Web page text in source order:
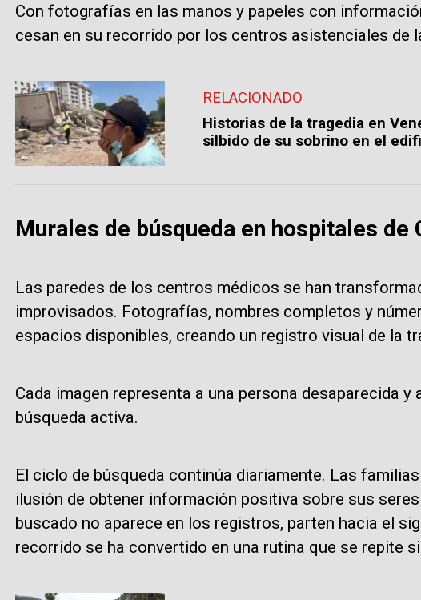
Con fotografías en las manos y papeles con
cesan en su recorrido por los centros asistenciales de
RELACIONADO
Historias de la tragedia en
silbido de su sobrino en el
Murales de búsqueda en hospitales de
Las paredes de los centros médicos se han
improvisados. Fotografías, nombres completos y
espacios disponibles, creando un registro visual de la
Cada imagen representa a una persona desaparecida
búsqueda activa.
El ciclo de búsqueda continúa diariamente. Las
ilusión de obtener información positiva sobre sus
buscado no aparece en los registros, parten hacia el
recorrido se ha convertido en una rutina que se repite